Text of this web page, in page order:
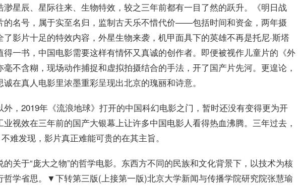
渺星辰、星际往来、生物特效，较之三年前都有一目了然的跃升。《明日战
的名号，属于实至名归，监制古天乐不惜代价——包括时间和资金，两年摄
影片十足的特效内容，外星生物来袭，机甲面具下的英雄不再是托尼·斯塔
一书，中国电影需要这样有情怀又真诚的创作者。即便被视作儿童片的《外
不含糊，现场动作捕捉和虚拟拍摄结合的手法，开了国产片先河。更遑论，
在真人电影里浓墨重彩呈现出北京的瑰丽和诗意。
，2019年《流浪地球》打开的中国科幻电影之门，暂时还没有变得更为开
视效在三年前的国产大银幕上让许多中国电影人看得热血沸腾。三年过去，
难发现，影片真正难能可贵的在其主旨。
关于“庞大之物”的哲学电影。东西方不同的民族和文化背景下，以技术为核
哲学省思。▼下转第三版(上接第一版)北京大学新闻与传播学院研究院张慧瑜